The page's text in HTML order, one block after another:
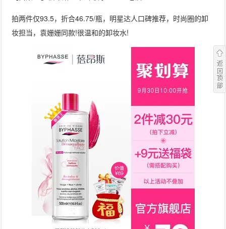
拍两件仅93.5，折合46.75/瓶，明星达人口碑推荐，时尚圈的卸
妆担当，袁姗姗同款!很温和的卸妆水!